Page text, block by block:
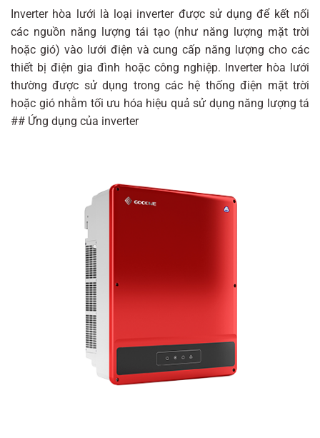
Inverter hòa lưới là loại inverter được sử dụng để kết nối
các nguồn năng lượng tái tạo (như năng lượng mặt trời
hoặc gió) vào lưới điện và cung cấp năng lượng cho các
thiết bị điện gia đình hoặc công nghiệp. Inverter hòa lưới
thường được sử dụng trong các hệ thống điện mặt trời
hoặc gió nhằm tối ưu hóa hiệu quả sử dụng năng lượng tá
## Ứng dụng của inverter